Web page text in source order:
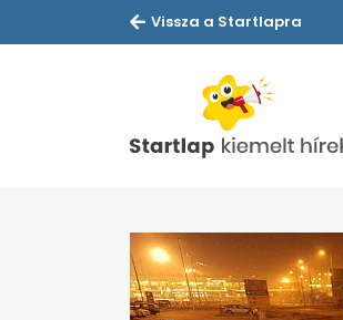
Vissza a Startlapra